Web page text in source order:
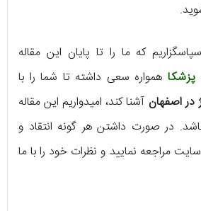
که ما را تا پایان این مقاله
پزشکا همواره سعی داشته تا شما را با
در اصفهان آشنا کند، امیدواریم این مقاله
در صورت داشتن هر گونه انتقاد و
مراجعه نمایید و نظرات خود را با ما